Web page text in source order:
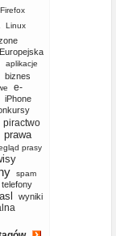
Firefox
Linux
aplikacje
biznes
e-
iPhone
piractwo
prawa
prasy
spam
telefony
wyniki